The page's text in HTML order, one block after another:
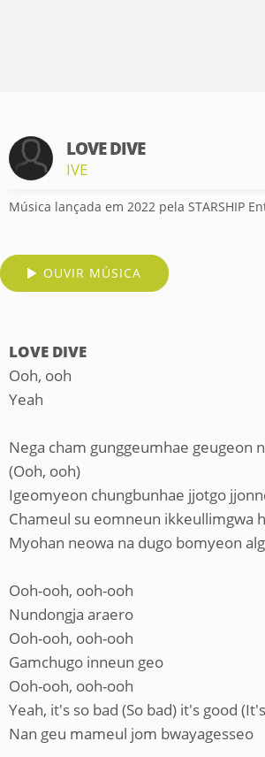
LOVE DIVE
IVE
Música lançada em 2022 pela STARSHIP
OUVIR MÚSICA
LOVE DIVE
Ooh, ooh
Yeah
Nega cham gunggeumhae geugeon
(Ooh, ooh)
Igeomyeon chungbunhae jjotgo
Chameul su eomneun ikkeullimgwa
Myohan neowa na dugo bomyeon
Ooh-ooh, ooh-ooh
Nundongja araero
Ooh-ooh, ooh-ooh
Gamchugo inneun geo
Ooh-ooh, ooh-ooh
Yeah, it's so bad (So bad) it's good
Nan geu mameul jom bwayagesseo